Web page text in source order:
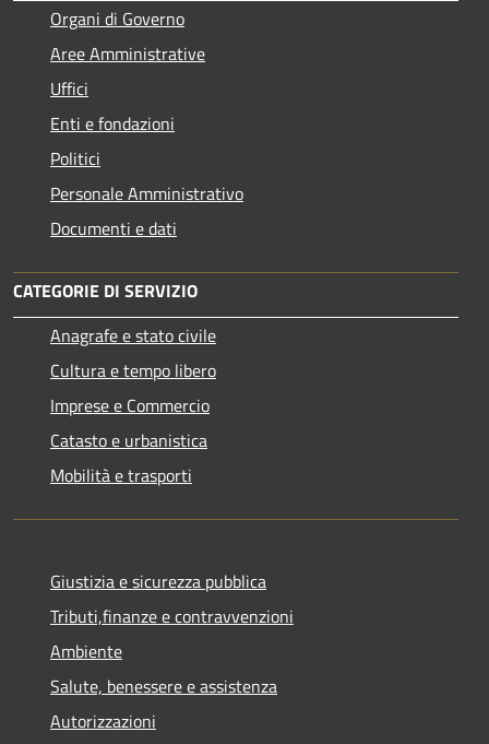
Organi di Governo
Aree Amministrative
Uffici
Enti e fondazioni
Politici
Personale Amministrativo
Documenti e dati
CATEGORIE DI SERVIZIO
Anagrafe e stato civile
Cultura e tempo libero
Imprese e Commercio
Catasto e urbanistica
Mobilità e trasporti
Giustizia e sicurezza pubblica
Tributi,finanze e contravvenzioni
Ambiente
Salute, benessere e assistenza
Autorizzazioni